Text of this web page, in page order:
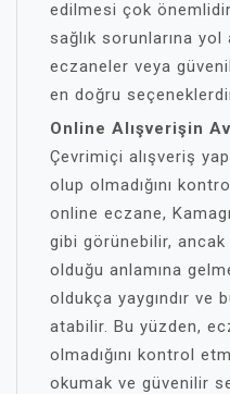
edilmesi çok
sağlık sorunlarına
eczaneler veya
en doğru
Online Alışverişin
Çevrimiçi alışveriş
olup olmadığını
online eczane,
gibi görünebilir,
olduğu anlamına
oldukça yaygındır ve
atabilir. Bu yüzden,
olmadığını kontrol
okumak ve güvenilir